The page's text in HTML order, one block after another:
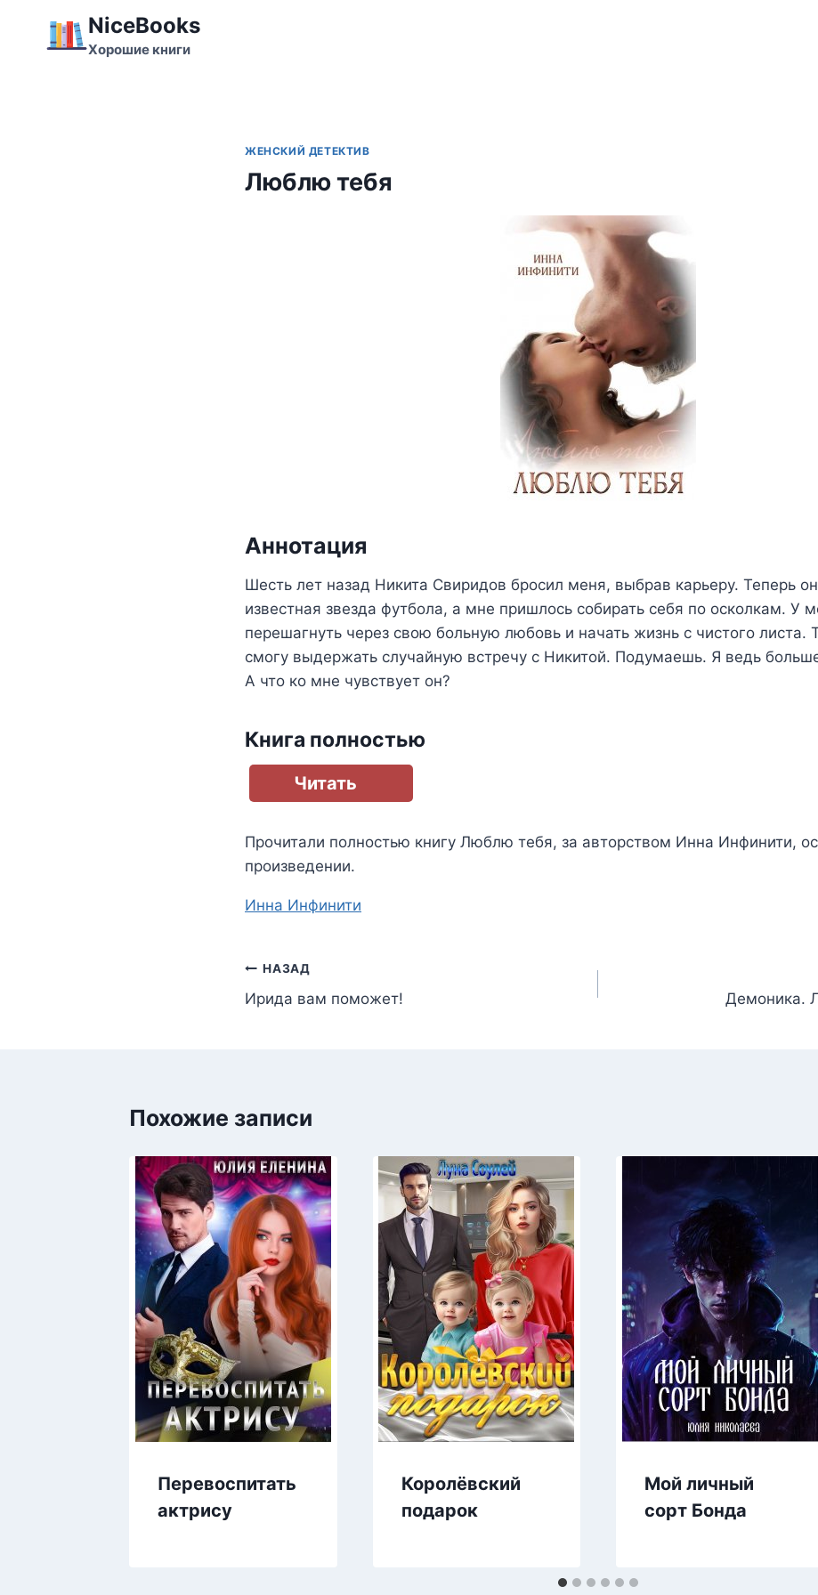
содержимому
NiceBooks
Хорошие книги
ЖЕНСКИЙ ДЕТЕКТИВ
Люблю тебя
Аннотация
Шесть лет назад Никита Свиридов бросил меня, выбрав карьеру. Теперь
известная звезда футбола, а мне пришлось собирать себя по осколкам. У
перешагнуть через свою больную любовь и начать жизнь с чистого листа.
смогу выдержать случайную встречу с Никитой. Подумаешь. Я ведь
А что ко мне чувствует он?
Книга полностью
Читать
Прочитали полностью книгу Люблю тебя, за авторством Инна Инфинити,
произведении.
Метки
Инна Инфинити
Навигация
по
НАЗАД
Ирида вам поможет! Демоника.
Похожие записи
Перевоспитать
актрису
Королёвский
подарок
Мой личный
сорт Бонда